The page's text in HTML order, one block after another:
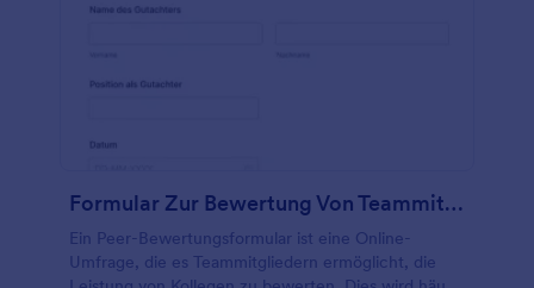
Formular Zur Bewertung Von Teammitgliedern
Ein Peer-Bewertungsformular ist eine Online-
Umfrage, die es Teammitgliedern ermöglicht, die